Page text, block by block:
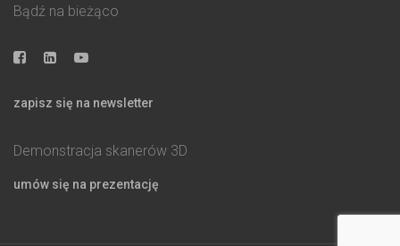
Bądź na bieżąco
zapisz się na newsletter
Demonstracja skanerów 3D
umów się na prezentację